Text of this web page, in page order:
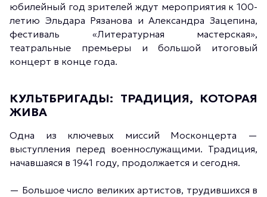
юбилейный год зрителей ждут мероприятия к 100-
летию Эльдара Рязанова и Александра Зацепина,
фестиваль «Литературная мастерская»,
театральные премьеры и большой итоговый
концерт в конце года.
КУЛЬТБРИГАДЫ: ТРАДИЦИЯ, КОТОРАЯ
ЖИВА
Одна из ключевых миссий Москонцерта —
выступления перед военнослужащими. Традиция,
начавшаяся в 1941 году, продолжается и сегодня.
— Большое число великих артистов, трудившихся в